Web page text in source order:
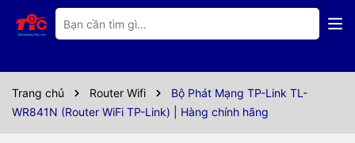
Trang chủ Router Wifi
Bộ Phát Mạng TP-Link TL-
WR841N (Router WiFi TP-Link) | Hàng chính hãng
Thông số kỹ thuật
Cấu hình Bộ phát wifi TP-Link
TL-WR841N (Chuẩn N/
300Mbps/ 2 Ăng-ten ngoài/ 15